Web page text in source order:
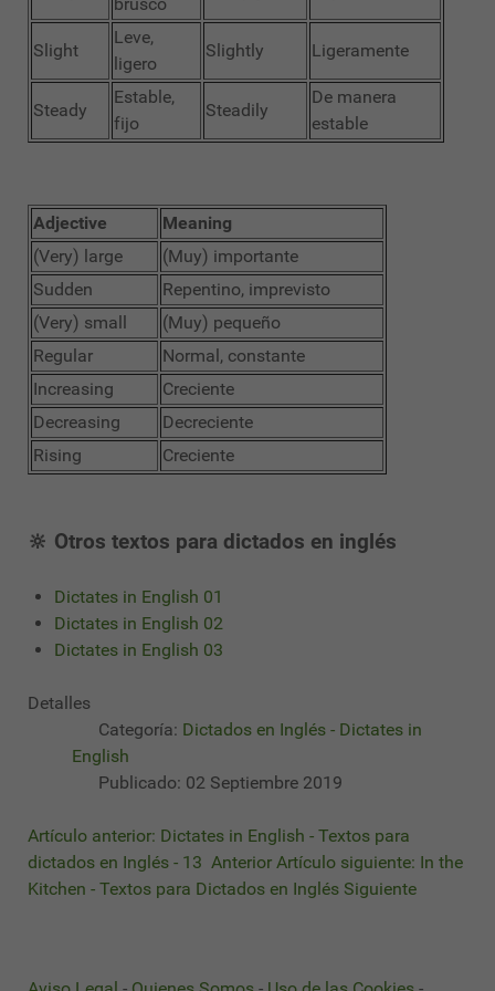
brusco
Slight
Leve,
ligero
Slightly Ligeramente
Steady
Estable,
fijo
Steadily
De manera
estable
Adjective
Meaning
(Very) large
(Muy) importante
Sudden
Repentino, imprevisto
(Very) small
(Muy) pequeño
Regular
Normal, constante
Increasing
Creciente
Decreasing
Decreciente
Rising
Creciente
🔆 Otros textos para dictados en inglés
Dictates in English 01
Dictates in English 02
Dictates in English 03
Detalles
Categoría: Dictados en Inglés - Dictates in
English
Publicado: 02 Septiembre 2019
Artículo anterior: Dictates in English - Textos para
dictados en Inglés - 13 Anterior Artículo siguiente: In the
Kitchen - Textos para Dictados en Inglés Siguiente